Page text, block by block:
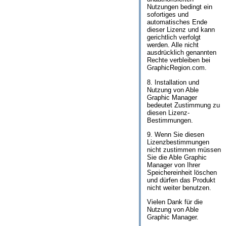
Nutzungen bedingt ein
sofortiges und
automatisches Ende
dieser Lizenz und kann
gerichtlich verfolgt
werden. Alle nicht
ausdrücklich genannten
Rechte verbleiben bei
GraphicRegion.com.
8. Installation und
Nutzung von Able
Graphic Manager
bedeutet Zustimmung zu
diesen Lizenz-
Bestimmungen.
9. Wenn Sie diesen
Lizenzbestimmungen
nicht zustimmen müssen
Sie die Able Graphic
Manager von Ihrer
Speichereinheit löschen
und dürfen das Produkt
nicht weiter benutzen.
Vielen Dank für die
Nutzung von Able
Graphic Manager.